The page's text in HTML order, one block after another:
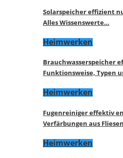
Solarspeicher effizient
Alles Wissenswerte…
Heimwerken
Brauchwasserspeicher
Funktionsweise, Typen
Heimwerken
Fugenreiniger effektiv
Verfärbungen aus
Heimwerken